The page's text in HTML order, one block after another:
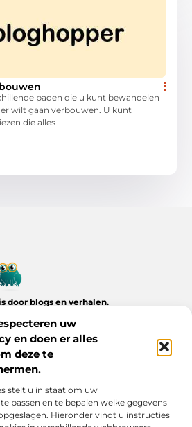
uw
en doen er alles
deze te
stelt u in staat om uw
passen en te bepalen welke gegevens
Hieronder vindt u instructies
paden die u kunt bewandelen
wilt gaan verbouwen. U kunt
die alles
door blogs en verhalen.
leven op Bloghopper.nl.